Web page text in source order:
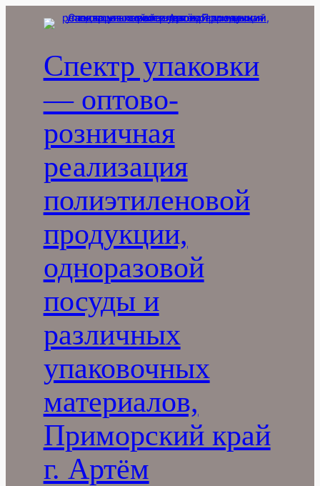
Перейти
Спектр упаковки
— оптово-
розничная
реализация
полиэтиленовой
продукции,
одноразовой
посуды и
различных
упаковочных
материалов,
Приморский край
г. Артём